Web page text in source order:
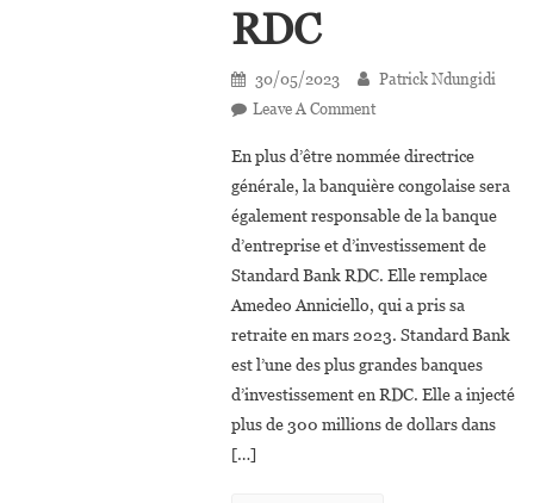
RDC
30/05/2023
Patrick Ndungidi
Leave A CommentOn
Gabrielle
Opese
Nommée
Directrice
Générale
De
Standard
Bank
En plus d’être nommée directrice
générale, la banquière congolaise sera
également responsable de la banque
d’entreprise et d’investissement de
Standard Bank RDC. Elle remplace
Amedeo Anniciello, qui a pris sa
retraite en mars 2023. Standard Bank
est l’une des plus grandes banques
d’investissement en RDC. Elle a injecté
plus de 300 millions de dollars dans
[…]